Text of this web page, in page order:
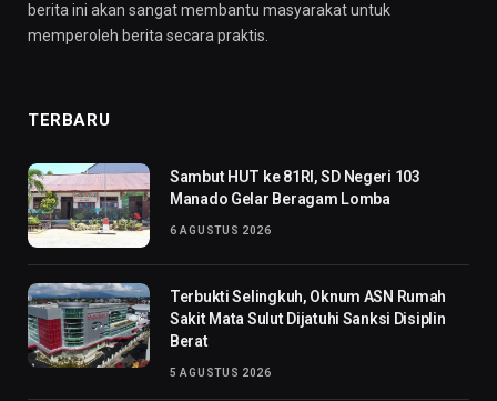
berita ini akan sangat membantu masyarakat untuk
memperoleh berita secara praktis.
TERBARU
Sambut HUT ke 81RI, SD Negeri 103
Manado Gelar Beragam Lomba
6 AGUSTUS 2026
Terbukti Selingkuh, Oknum ASN Rumah
Sakit Mata Sulut Dijatuhi Sanksi Disiplin
Berat
5 AGUSTUS 2026